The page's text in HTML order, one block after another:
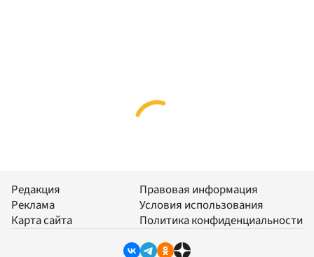
Редакция
Реклама
Карта сайта
Правовая информация
Условия использования
Политика конфиденциальности